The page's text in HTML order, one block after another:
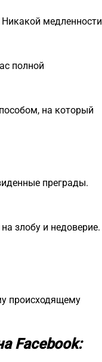
медленности
полной
на который
преграды.
злобу и недоверие.
происходящему
Facebook: